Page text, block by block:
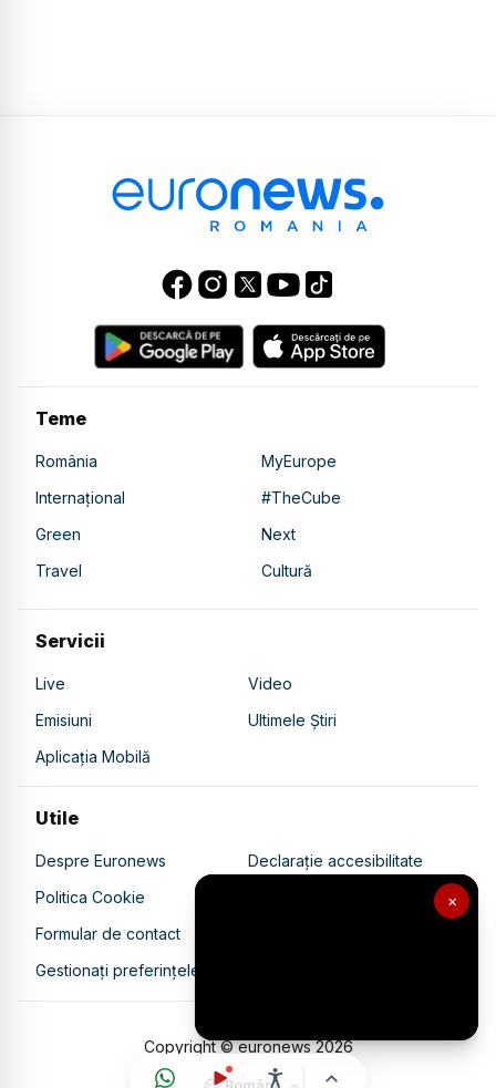
×
Teme
România
MyEurope
Internațional
#TheCube
Green
Next
Travel
Cultură
Servicii
Live
Video
Emisiuni
Ultimele Știri
Aplicația Mobilă
Utile
Despre Euronews
Declarație accesibilitate
Politica Cookie
Politica de confidențialitate
Formular de contact
Gestionați preferințele
Copyright © euronews2026